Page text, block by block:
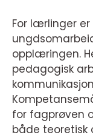
For lærlinger
opplæringen.
pedagogisk
for fagprøven
både teoretisk